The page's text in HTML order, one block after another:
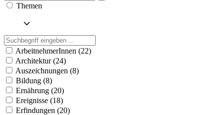
Themen
ArbeitnehmerInnen (22)
Architektur (24)
Auszeichnungen (8)
Bildung (8)
Ernährung (20)
Ereignisse (18)
Erfindungen (20)